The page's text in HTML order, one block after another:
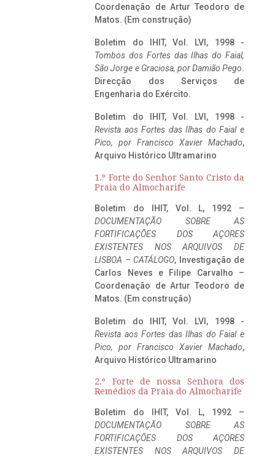
Coordenação de Artur Teodoro de
Matos. (Em construção)
Boletim do IHIT, Vol. LVI, 1998 -
Tombos dos Fortes das Ilhas do Faial,
São Jorge e Graciosa, por Damião Pego.
Direcção dos Serviços de
Engenharia do Exército.
Boletim do IHIT, Vol. LVI, 1998 -
Revista aos Fortes das Ilhas do Faial e
Pico, por Francisco Xavier Machado,
Arquivo Histórico Ultramarino
1.º Forte do Senhor Santo Cristo da
Praia do Almocharife
Boletim do IHIT, Vol. L, 1992 –
DOCUMENTAÇÃO SOBRE AS
FORTIFICAÇÕES DOS AÇORES
EXISTENTES NOS ARQUIVOS DE
LISBOA – CATÁLOGO, Investigação de
Carlos Neves e Filipe Carvalho –
Coordenação de Artur Teodoro de
Matos. (Em construção)
Boletim do IHIT, Vol. LVI, 1998 -
Revista aos Fortes das Ilhas do Faial e
Pico, por Francisco Xavier Machado,
Arquivo Histórico Ultramarino
2.º Forte de nossa Senhora dos
Remédios da Praia do Almocharife
Boletim do IHIT, Vol. L, 1992 –
DOCUMENTAÇÃO SOBRE AS
FORTIFICAÇÕES DOS AÇORES
EXISTENTES NOS ARQUIVOS DE